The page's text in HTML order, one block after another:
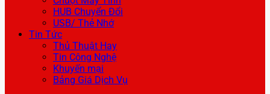
HUB Chuyển Đổi
USB/ Thẻ Nhớ
Tin Tức
Thủ Thuật Hay
Tin Công Nghệ
Khuyến mại
Bảng Giá Dịch Vụ